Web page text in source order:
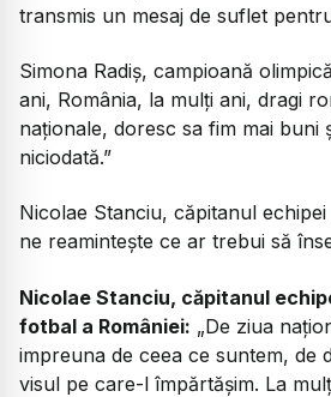
transmis un mesaj de suflet
Simona Radiș, campioană
ani, România, la mulți ani, dragi
naționale, doresc sa fim mai buni
niciodată.”
Nicolae Stanciu, căpitanul
ne reamintește ce ar trebui să
Nicolae Stanciu, căpitanul
fotbal a României: „De ziua
impreuna de ceea ce suntem, de
visul pe care-l împărtășim. La